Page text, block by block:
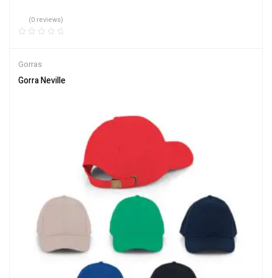
(0 reviews)
Gorras
Gorra Neville